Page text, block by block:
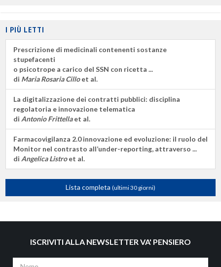
I PIÙ LETTI
Prescrizione di medicinali contenenti sostanze
stupefacenti
o psicotrope a carico del SSN con ricetta ...
di Maria Rosaria Cilloet al.
La digitalizzazione dei contratti pubblici: disciplina
regolatoria e innovazione telematica
di Antonio Frittellaet al.
Farmacovigilanza 2.0 innovazione ed evoluzione: il ruolo del
Monitor nel contrasto all’under-reporting, attraverso ...
di Angelica Listroet al.
Lista completa (ultimi 30 giorni)
ISCRIVITI ALLA NEWSLETTER VA' PENSIERO
Nome